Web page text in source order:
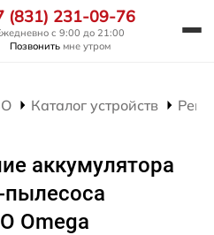
(831) 231-09-76
с 9:00 до 21:00
Позвонить мне утром
Каталог устройств
аккумулятора
пылесоса
Omega